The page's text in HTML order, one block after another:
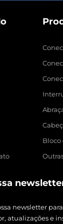
newsletter
atualizações e